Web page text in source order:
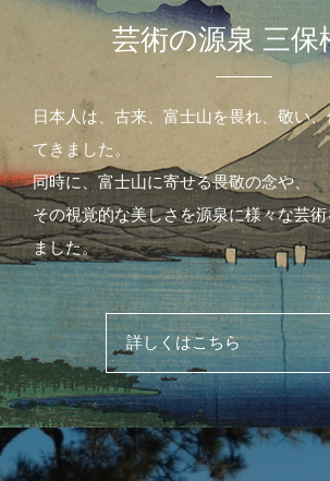
芸術の源泉 三保
日本人は、古来、富士山を畏れ、敬い
てきました。
同時に、富士山に寄せる畏敬の念や、
その視覚的な美しさを源泉に様々な芸
ました。
詳しくはこちら